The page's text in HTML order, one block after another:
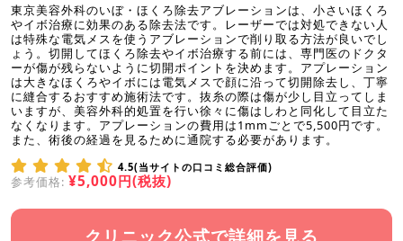
東京美容外科のいぼ・ほくろ除去アブレーションは、小さいほくろ
やイボ治療に効果のある除去法です。レーザーでは対処できない人
は特殊な電気メスを使うアブレーションで削り取る方法が良いでし
ょう。切開してほくろ除去やイボ治療する前には、専門医のドクタ
ーが傷が残らないように切開ポイントを決めます。アプレーション
は大きなほくろやイボには電気メスで顔に沿って切開除去し、丁寧
に縫合するおすすめ施術法です。抜糸の際は傷が少し目立ってしま
いますが、美容外科的処置を行い徐々に傷はしわと同化して目立た
なくなります。アプレーションの費用は1mmごとで5,500円です。
また、術後の経過を見るために通院する必要があります。
4.5(当サイトの口コミ総合評価)
参考価格: ¥5,000円(税抜)
クリニック公式で詳細を見る